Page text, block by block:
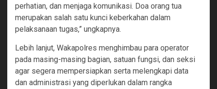
perhatian, dan menjaga komunikasi. Doa orang tua
merupakan salah satu kunci keberkahan dalam
pelaksanaan tugas,” ungkapnya.
Lebih lanjut, Wakapolres menghimbau para operator
pada masing-masing bagian, satuan fungsi, dan seksi
agar segera mempersiapkan serta melengkapi data
dan administrasi yang diperlukan dalam rangka